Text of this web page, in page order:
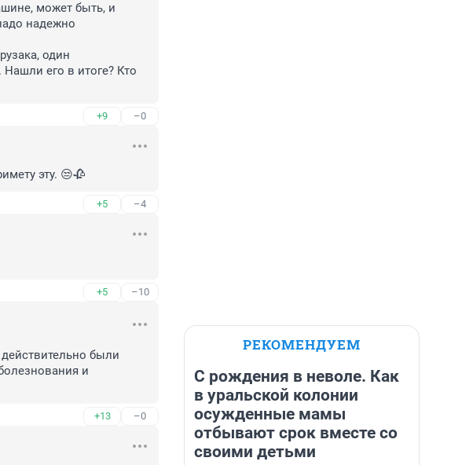
может быть, и
надежно
один
его в итоге? Кто
+9 –0
эту. 😒🥀
+5 –4
+5 –10
были
и
+13 –0
РЕКОМЕНДУЕМ
С рождения в неволе. Как
в уральской колонии
осужденные мамы
отбывают срок вместе со
своими детьми